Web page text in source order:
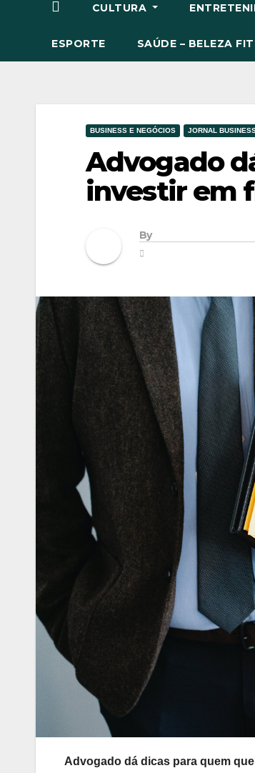
CULTURA
ESPORTE SAÚDE – BELEZA
BUSINESS E NEGÓCIOS JORNAL
Advogado
investir em
By
Advogado dá dicas para quem